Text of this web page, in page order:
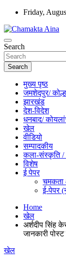
Skip
content
Friday,
Chamakta
Hindi News Paper –
Search
Search
मुख्य पृष्ठ
जमशेदपुर/
झारखंड
देश-विदेश
धनबाद/
खेल
वीडियो
सम्पादकीय
कला-संस्कृति /
विशेष
ई पेपर
चमकता
ई-पेपर
Home
खेल
अर्शदीप सिंह
जानकारी
खेल